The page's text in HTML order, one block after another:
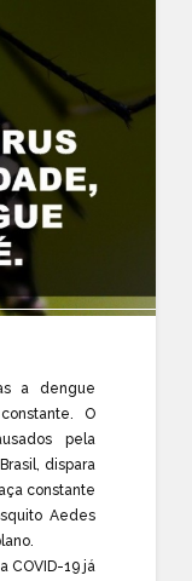
a dengue
O
pela
dispara
constante
Aedes
COVID-19 já